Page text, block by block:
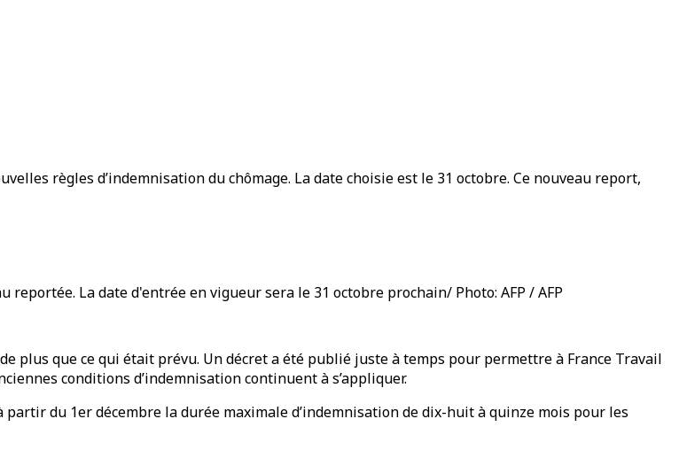
règles d’indemnisation du chômage. La date choisie est le 31 octobre. Ce nouveau report,
La date d'entrée en vigueur sera le 31 octobre prochain/ Photo: AFP / AFP
plus que ce qui était prévu. Un décret a été publié juste à temps pour permettre à France Travail
conditions d’indemnisation continuent à s’appliquer.
du 1er décembre la durée maximale d’indemnisation de dix-huit à quinze mois pour les